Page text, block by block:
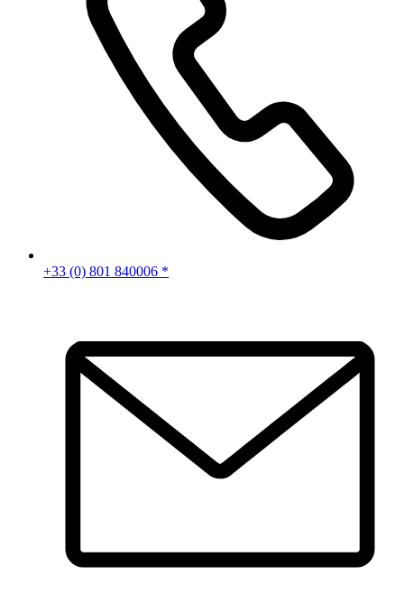
+33 (0) 801 840006 *